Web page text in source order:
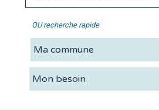
OU recherche rapide